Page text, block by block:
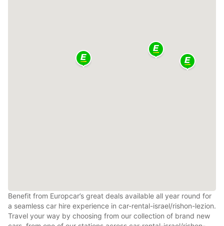
Benefit from Europcar’s great deals available all year round for
a seamless car hire experience in car-rental-israel/rishon-lezion.
Travel your way by choosing from our collection of brand new